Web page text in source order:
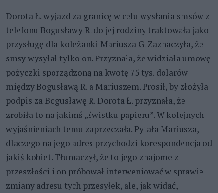
Dorota Ł. wyjazd za granicę w celu wysłania smsów z
telefonu Bogusławy R. do jej rodziny traktowała jako
przysługę dla koleżanki Mariusza G. Zaznaczyła, że
smsy wysyłał tylko on. Przyznała, że widziała umowę
pożyczki sporządzoną na kwotę 75 tys. dolarów
między Bogusławą R. a Mariuszem. Prosił, by złożyła
podpis za Bogusławę R. Dorota Ł. przyznała, że
zrobiła to na jakimś „świstku papieru”. W kolejnych
wyjaśnieniach temu zaprzeczała. Pytała Mariusza,
dlaczego na jego adres przychodzi korespondencja od
jakiś kobiet. Tłumaczył, że to jego znajome z
przeszłości i on próbował interweniować w sprawie
zmiany adresu tych przesyłek, ale, jak widać,